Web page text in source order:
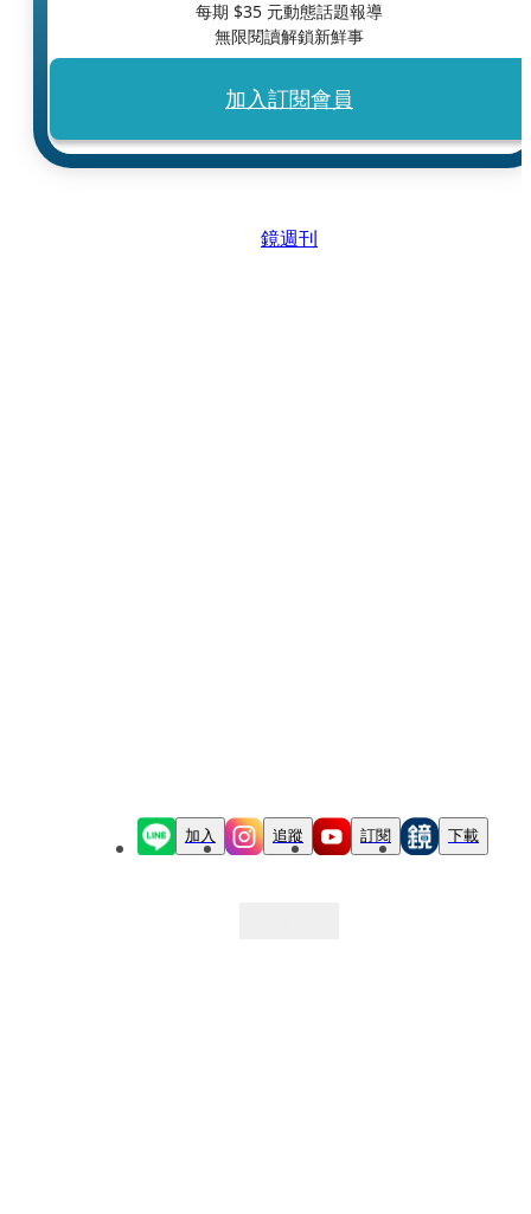
每期 $35 元動態話題報導
無限閱讀解鎖新鮮事
加入訂閱會員
鏡週刊
加入 追蹤 訂閱 下載